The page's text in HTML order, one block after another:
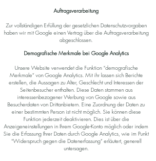
Auftragsverarbeitung
Zur vollständigen Erfüllung der gesetzlichen Datenschutzvorgaben
haben wir mit Google einen Vertrag über die Auftragsverarbeitung
abgeschlossen.
Demografische Merkmale bei Google Analytics
Unsere Website verwendet die Funktion “demografische
Merkmale” von Google Analytics. Mit ihr lassen sich Berichte
erstellen, die Aussagen zu Alter, Geschlecht und Interessen der
Seitenbesucher enthalten. Diese Daten stammen aus
interessenbezogener Werbung von Google sowie aus
Besucherdaten von Drittanbietern. Eine Zuordnung der Daten zu
einer bestimmten Person ist nicht möglich. Sie können diese
Funktion jederzeit deaktivieren. Dies ist über die
Anzeigeneinstellungen in Ihrem Google-Konto möglich oder indem
Sie die Erfassung Ihrer Daten durch Google Analytics, wie im Punkt
“Widerspruch gegen die Datenerfassung” erläutert, generell
untersagen.